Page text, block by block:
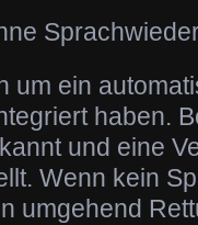
um ein
haben.
und eine
Wenn kein
umgehend